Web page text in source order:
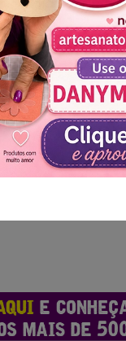
permanente preto
MOLDES